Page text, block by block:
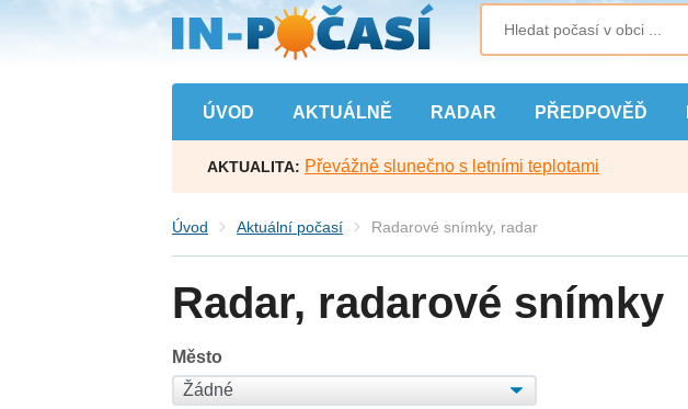
hlavní
obsah
ÚVOD AKTUÁLNĚ RADAR PŘEDPOVĚĎ
AKTUALITA: Převážně slunečno s letními teplotami
Úvod Aktuální počasí Radarové snímky, radar
Radar, radarové snímky
Město